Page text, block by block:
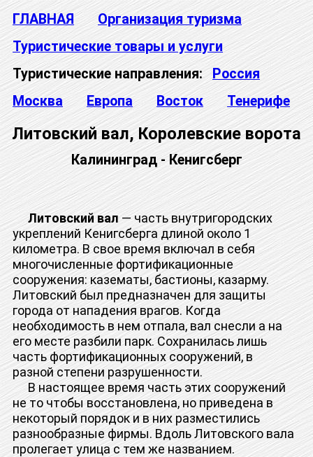
ГЛАВНАЯ
Организация туризма
Туристические товары и услуги
Туристические направления:
Россия
Москва
Европа Восток Тенерифе
Литовский вал, Королевские ворота
Калининград - Кенигсберг
Литовский вал — часть внутригородских
укреплений Кенигсберга длиной около 1
километра. В свое время включал в себя
многочисленные фортификационные
сооружения: казематы, бастионы, казарму.
Литовский был предназначен для защиты
города от нападения врагов. Когда
необходимость в нем отпала, вал снесли а на
его месте разбили парк. Сохранилась лишь
часть фортификационных сооружений, в
разной степени разрушенности.
В настоящее время часть этих сооружений
не то чтобы восстановлена, но приведена в
некоторый порядок и в них разместились
разнообразные фирмы. Вдоль Литовского вала
пролегает улица с тем же названием.